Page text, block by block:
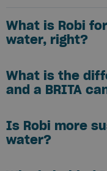
What is Robi
water, right?
What is the
and a BRITA
Is Robi more
water?